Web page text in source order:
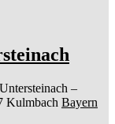
–
Kulmbach Bayern